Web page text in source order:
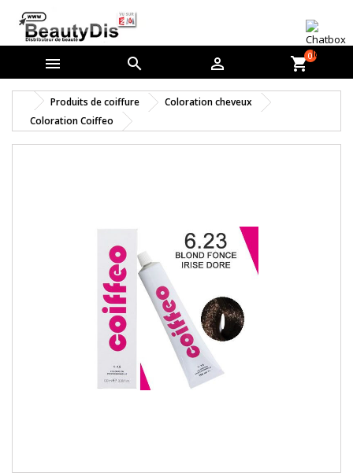
   shopping_cart0
Produits de coiffure
Coloration cheveux
Coloration Coiffeo